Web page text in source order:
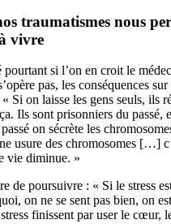
traumatismes nous
vivre
pourtant si l’on en croit le
pas, les conséquences
Si on laisse les gens seuls, ils
Ils sont prisonniers du passé,
on sécrète les
usure des chromosomes […]
vie diminue. »
de poursuivre : « Si le stress
on ne se sent pas bien, on
finissent par user le cœur,